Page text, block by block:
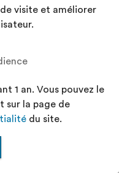
visite et améliorer
1 an. Vous pouvez le
sur la page de
du site.